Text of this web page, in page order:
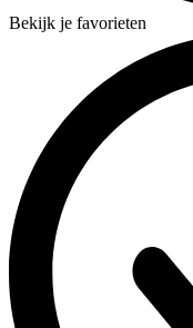
Bekijk je favorieten